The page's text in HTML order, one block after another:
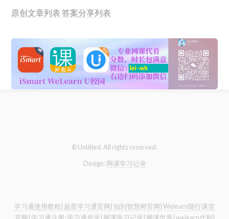
原创文章列表 答案分享列表
© Untitled. All rights reserved.
Design: 网课学习记录
学习通使用教程| 超星学习通官网| 知到智慧树官网| Welearn随行课堂
官网| 学习通注册-学习通登录| 网课学习记录| 网课世界| welearn代刷|